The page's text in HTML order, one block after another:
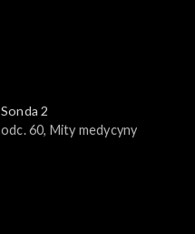
Sonda 2
odc. 60, Mity medycyny